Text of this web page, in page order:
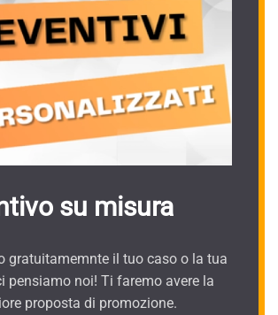
su misura
gratuitamemnte il tuo caso o la tua
pensiamo noi! Ti faremo avere la
proposta di promozione.